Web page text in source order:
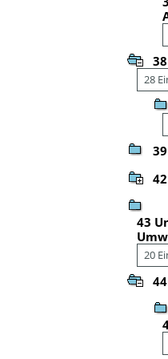
28
43
20